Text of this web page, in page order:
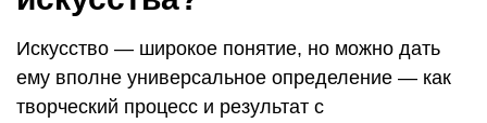
Искусство — широкое понятие, но можно дать
ему вполне универсальное определение — как
творческий процесс и результат с